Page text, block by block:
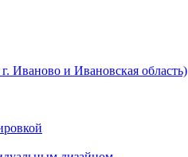
Иваново и Ивановская область)